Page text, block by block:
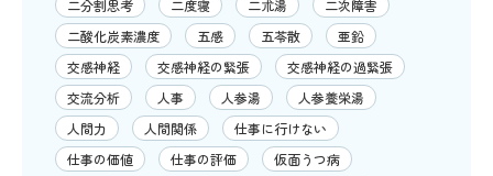
二分割思考
二度寝 二朮湯
二次障害
二酸化炭素濃度
五感 五苓散
亜鉛
交感神経
交感神経の緊張
交感神経の過緊張
交流分析
人事 人参湯
人参養栄湯
人間力
人間関係
仕事に行けない
仕事の価値
仕事の評価
仮面うつ病